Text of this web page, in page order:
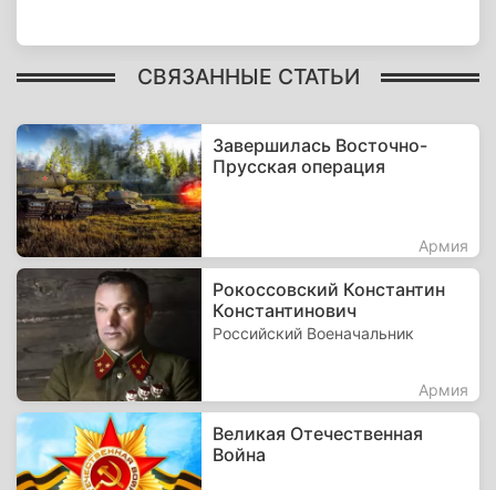
СВЯЗАННЫЕ СТАТЬИ
Завершилась Восточно-
Прусская операция
Армия
Рокоссовский Константин
Константинович
Российский Военачальник
Армия
Великая Отечественная
Война